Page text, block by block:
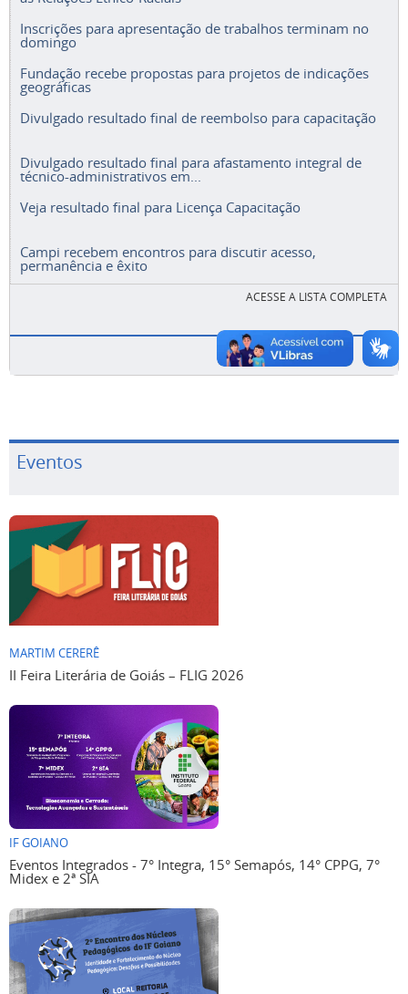
Inscrições para apresentação de trabalhos terminam no
domingo
Fundação recebe propostas para projetos de indicações
geográficas
Divulgado resultado final de reembolso para capacitação
Divulgado resultado final para afastamento integral de
técnico-administrativos em...
Veja resultado final para Licença Capacitação
Campi recebem encontros para discutir acesso,
permanência e êxito
ACESSE A LISTA COMPLETA
Eventos
MARTIM CERERÊ
II Feira Literária de Goiás – FLIG 2026
IF GOIANO
Eventos Integrados - 7° Integra, 15° Semapós, 14° CPPG, 7°
Midex e 2ª SIA